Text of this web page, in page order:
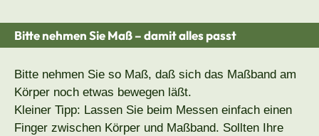
Bitte nehmen Sie Maß – damit alles passt
Bitte nehmen Sie so Maß, daß sich das Maßband am
Körper noch etwas bewegen läßt.
Kleiner Tipp: Lassen Sie beim Messen einfach einen
Finger zwischen Körper und Maßband. Sollten Ihre